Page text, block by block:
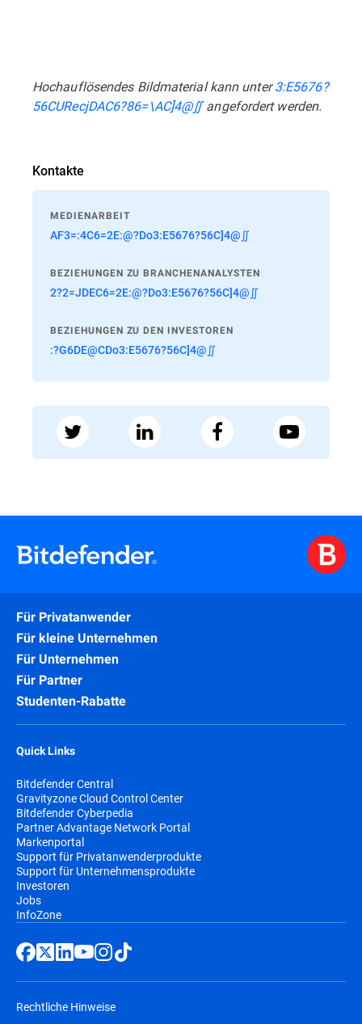
Hochauflösendes Bildmaterial kann unter3:E5676?
56CURecjDAC6?86=\AC]4@∬angefordert werden.
Kontakte
MEDIENARBEIT
AF3=:4C6=2E:@?Do3:E5676?56C]4@∬
BEZIEHUNGEN ZU BRANCHENANALYSTEN
2?2=JDEC6=2E:@?Do3:E5676?56C]4@∬
BEZIEHUNGEN ZU DEN INVESTOREN
:?G6DE@CDo3:E5676?56C]4@∬
Für Privatanwender
Für kleine Unternehmen
Für Unternehmen
Für Partner
Studenten-Rabatte
Quick Links
Bitdefender Central
Gravityzone Cloud Control Center
Bitdefender Cyberpedia
Partner Advantage Network Portal
Markenportal
Support für Privatanwenderprodukte
Support für Unternehmensprodukte
Investoren
Jobs
InfoZone
Rechtliche Hinweise